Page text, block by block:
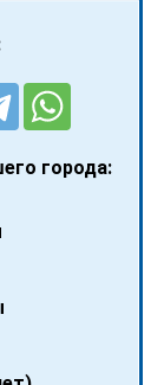
города: